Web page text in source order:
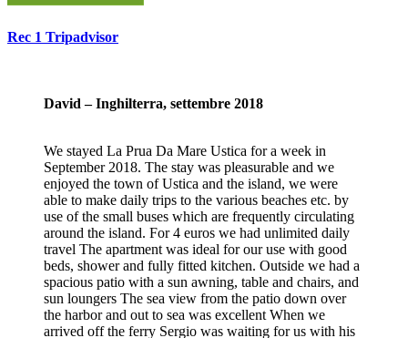
Rec 1 Tripadvisor
David – Inghilterra, settembre 2018
We stayed La Prua Da Mare Ustica for a week in
September 2018. The stay was pleasurable and we
enjoyed the town of Ustica and the island, we were
able to make daily trips to the various beaches etc. by
use of the small buses which are frequently circulating
around the island. For 4 euros we had unlimited daily
travel The apartment was ideal for our use with good
beds, shower and fully fitted kitchen. Outside we had a
spacious patio with a sun awning, table and chairs, and
sun loungers The sea view from the patio down over
the harbor and out to sea was excellent When we
arrived off the ferry Sergio was waiting for us with his